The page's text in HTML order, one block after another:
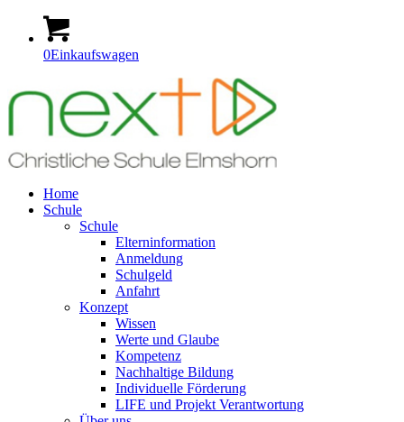
0Einkaufswagen
Home
Schule
Schule
Elterninformation
Anmeldung
Schulgeld
Anfahrt
Konzept
Wissen
Werte und Glaube
Kompetenz
Nachhaltige Bildung
Individuelle Förderung
LIFE und Projekt Verantwortung